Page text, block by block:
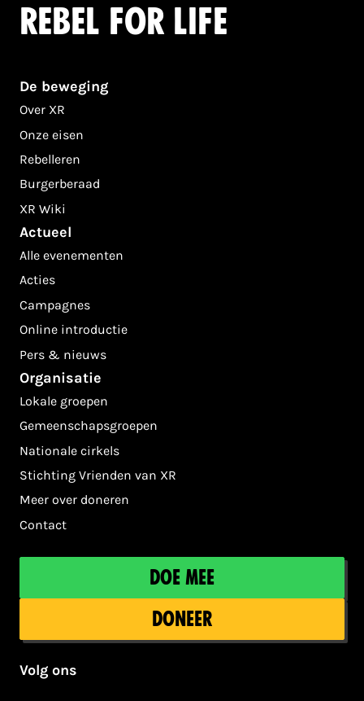
Rebel for life
De beweging
Over XR
Onze eisen
Rebelleren
Burgerberaad
XR Wiki
Actueel
Alle evenementen
Acties
Campagnes
Online introductie
Pers & nieuws
Organisatie
Lokale groepen
Gemeenschapsgroepen
Nationale cirkels
Stichting Vrienden van XR
Meer over doneren
Contact
Doe mee
Doneer
Volg ons